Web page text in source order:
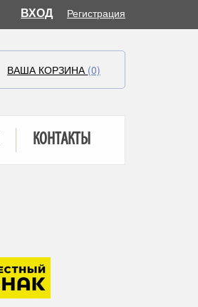
ВХОД Регистрация
ВАША КОРЗИНА (0)
КОНТАКТЫ